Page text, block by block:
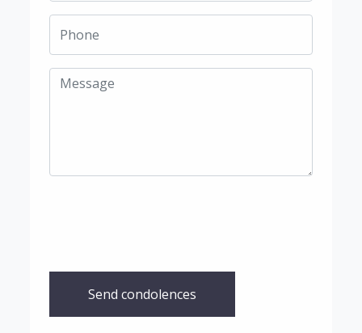
Send condolences